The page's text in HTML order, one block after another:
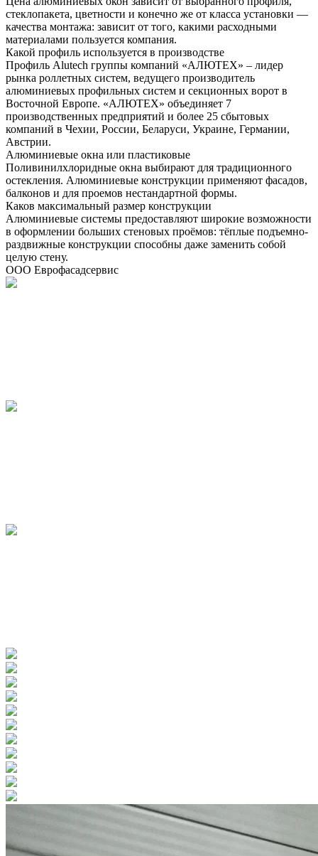
стеклопакета, цветности и конечно же от класса установки —
качества монтажа: зависит от того, какими расходными
материалами пользуется компания.
Какой профиль используется в производстве
Профиль Alutech группы компаний «АЛЮТЕХ» – лидер
рынка роллетных систем, ведущего производитель
алюминиевых профильных систем и секционных ворот в
Восточной Европе. «АЛЮТЕХ» объединяет 7
производственных предприятий и более 25 сбытовых
компаний в Чехии, России, Беларуси, Украине, Германии,
Австрии.
Алюминиевые окна или пластиковые
Поливинилхлоридные окна выбирают для традиционного
остекления. Алюминиевые конструкции применяют фасадов,
балконов и для проемов нестандартной формы.
Каков максимальный размер конструкции
Алюминиевые системы предоставляют широкие возможности
в оформлении больших стеновых проёмов: тёплые подъемно-
раздвижные конструкции способны даже заменить собой
целую стену.
ООО Еврофасадсервис